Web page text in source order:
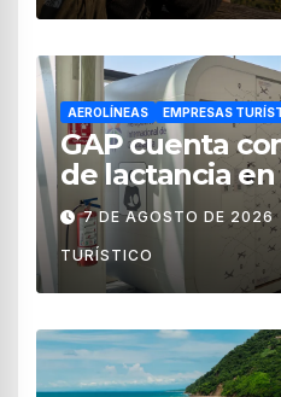
AEROLÍNEAS EMPRESAS
GAP cuenta
de lactancia
de México
7 DE AGOSTO DE 2026
TURÍSTICO